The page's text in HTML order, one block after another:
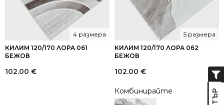
КИЛИМ 120/170 ЛОРА 061
БЕЖОВ
4 размера
102.00 €
КИЛИМ 120/170 ЛОРА 062
БЕЖОВ
5 размера
102.00 €
Комбинирайте